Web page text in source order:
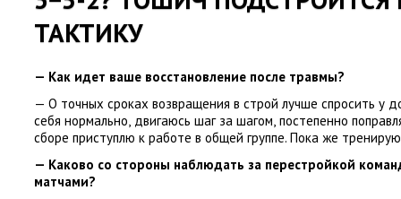
ТАКТИКУ
— Как идет ваше восстановление после травмы?
— О точных сроках возвращения в строй лучше спросить у
себя нормально, двигаюсь шаг за шагом, постепенно
сборе приступлю к работе в общей группе. Пока же
— Каково со стороны наблюдать за перестройкой
матчами?